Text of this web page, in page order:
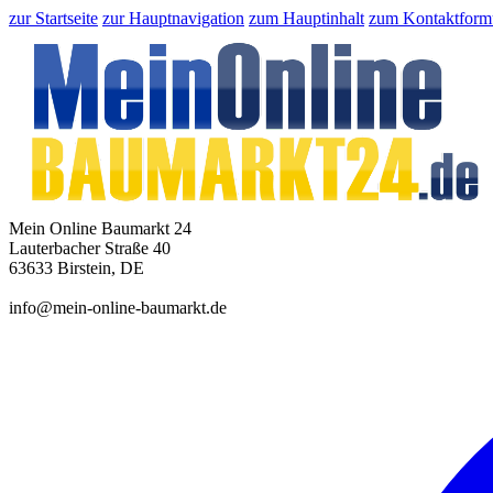
zur Startseite zur Hauptnavigation zum Hauptinhalt zum
Mein Online Baumarkt 24
Lauterbacher Straße 40
63633 Birstein, DE
info@mein-online-baumarkt.de